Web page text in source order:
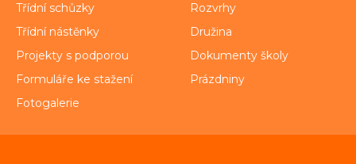
Třídní schůzky
Rozvrhy
Třídní nástěnky
Družina
Projekty s podporou
Dokumenty školy
Formuláře ke stažení
Prázdniny
Fotogalerie